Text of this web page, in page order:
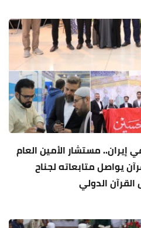
مستشار الأمين العام
يواصل متابعاته لجناح
الدولي